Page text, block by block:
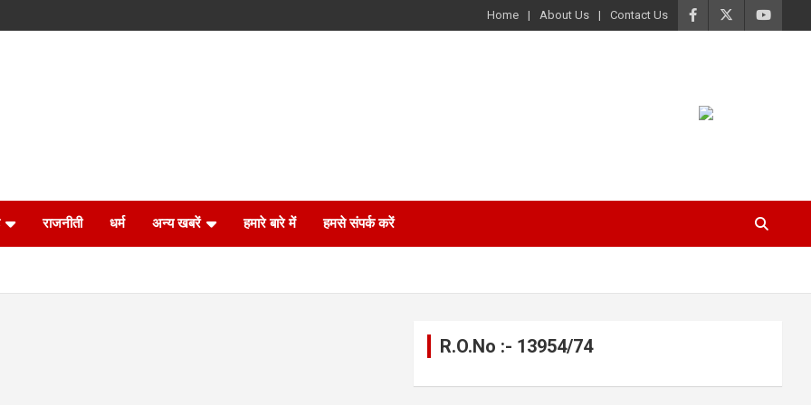
Home About Us Contact Us
राजनीती धर्म अन्य खबरें हमारे बारे में हमसे संपर्क करें
R.O.No :- 13954/74